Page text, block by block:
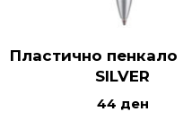
Пластично пенкало
SILVER
44 ден